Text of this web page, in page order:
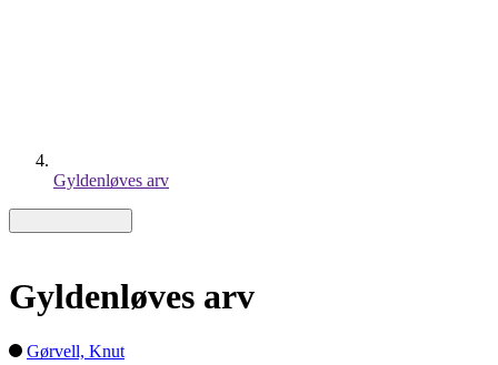
Gyldenløves arv
Gyldenløves arv
Gørvell, Knut